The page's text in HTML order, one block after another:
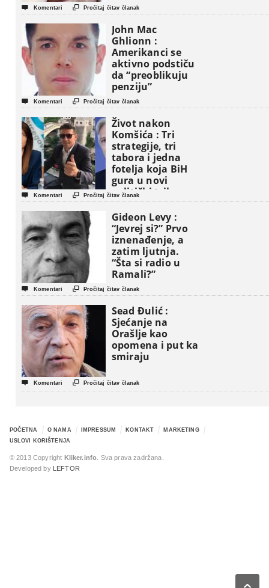
 Komentari  Pročitaj čitav članak
John Mac
Ghlionn :
Amerikanci se
aktivno podstiču
da “preoblikuju
penziju”
 Komentari  Pročitaj čitav članak
Život nakon
Komšića : Tri
strategije, tri
tabora i jedna
fotelja koja BiH
gura u novi
politički triler
 Komentari  Pročitaj čitav članak
Gideon Levy :
“Jevrej si?” Prvo
iznenađenje, a
zatim ljutnja.
“Šta si radio u
Ramali?”
 Komentari  Pročitaj čitav članak
Sead Đulić :
Sjećanje na
Orašlje kao
opomena i put ka
smiraju
 Komentari  Pročitaj čitav članak
POČETNA O NAMA IMPRESSUM KONTAKT
MARKETING
USLOVI KORIŠTENJA
© 2013 Copyright Kliker.info . Sva prava zadržana.
Developed by
LEFTOR
